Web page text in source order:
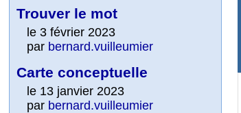
Trouver le mot
le 3 février 2023
par bernard.vuilleumier
Carte conceptuelle
le 13 janvier 2023
par bernard.vuilleumier